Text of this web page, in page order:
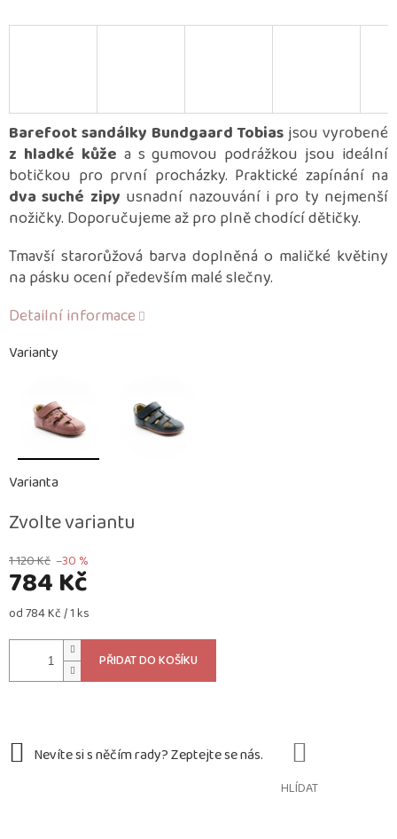
1 120 Kč –30 %
784 Kč
Měrná
od 784 Kč / 1 ks
Zvolte variantu
Varianty
Varianta
PŘIDAT DO KOŠÍKU
Barefoot sandálky Bundgaard Tobiasjsou vyrobené
z hladké kůže a s gumovou podrážkou jsou ideální
botičkou pro první procházky. Praktické zapínání na
dva suché zipy usnadní nazouvání i pro ty nejmenší
nožičky. Doporučujeme až pro plně chodící dětičky.
Tmavší starorůžová barva doplněná o maličké květiny
na pásku ocení především malé slečny.
Detailní informace
HLÍDAT